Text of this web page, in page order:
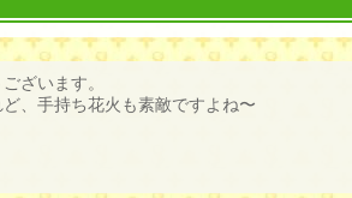
ざいます。
、手持ち花火も素敵ですよね〜